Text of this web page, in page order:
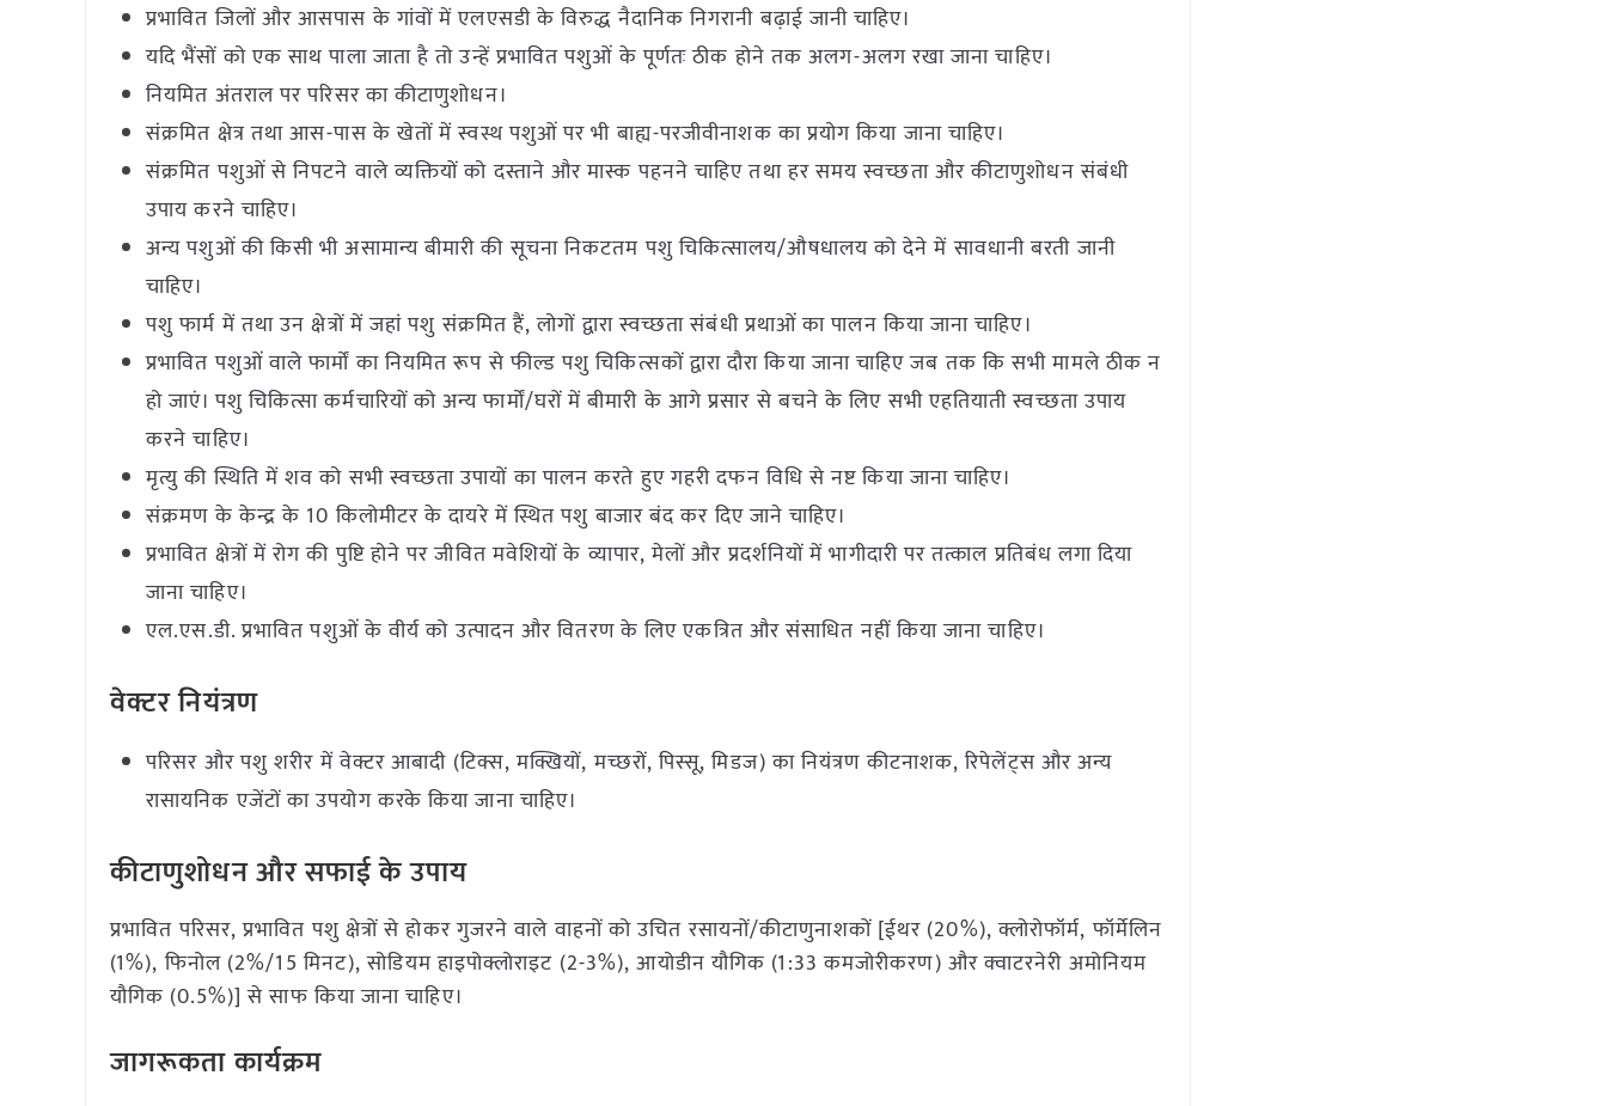
प्रभावित जिलों और आसपास के गांवों में एलएसडी के विरुद्ध नैदानिक निगरानी बढ़ाई जानी चाहिए।
यदि भैंसों को एक साथ पाला जाता है तो उन्हें प्रभावित पशुओं के पूर्णतः ठीक होने तक अलग-अलग रखा जाना चाहिए।
नियमित अंतराल पर परिसर का कीटाणुशोधन।
संक्रमित क्षेत्र तथा आस-पास के खेतों में स्वस्थ पशुओं पर भी बाह्य-परजीवीनाशक का प्रयोग किया जाना चाहिए।
संक्रमित पशुओं से निपटने वाले व्यक्तियों को दस्ताने और मास्क पहनने चाहिए तथा हर समय स्वच्छता और कीटाणुशोधन संबंधी
उपाय करने चाहिए।
अन्य पशुओं की किसी भी असामान्य बीमारी की सूचना निकटतम पशु चिकित्सालय/औषधालय को देने में सावधानी बरती जानी
चाहिए।
पशु फार्म में तथा उन क्षेत्रों में जहां पशु संक्रमित हैं, लोगों द्वारा स्वच्छता संबंधी प्रथाओं का पालन किया जाना चाहिए।
प्रभावित पशुओं वाले फार्मों का नियमित रूप से फील्ड पशु चिकित्सकों द्वारा दौरा किया जाना चाहिए जब तक कि सभी मामले ठीक न
हो जाएं। पशु चिकित्सा कर्मचारियों को अन्य फार्मों/घरों में बीमारी के आगे प्रसार से बचने के लिए सभी एहतियाती स्वच्छता उपाय
करने चाहिए।
मृत्यु की स्थिति में शव को सभी स्वच्छता उपायों का पालन करते हुए गहरी दफन विधि से नष्ट किया जाना चाहिए।
संक्रमण के केन्द्र के 10 किलोमीटर के दायरे में स्थित पशु बाजार बंद कर दिए जाने चाहिए।
प्रभावित क्षेत्रों में रोग की पुष्टि होने पर जीवित मवेशियों के व्यापार, मेलों और प्रदर्शनियों में भागीदारी पर तत्काल प्रतिबंध लगा दिया
जाना चाहिए।
एल.एस.डी. प्रभावित पशुओं के वीर्य को उत्पादन और वितरण के लिए एकत्रित और संसाधित नहीं किया जाना चाहिए।
वेक्टर नियंत्रण
परिसर और पशु शरीर में वेक्टर आबादी (टिक्स, मक्खियों, मच्छरों, पिस्सू, मिडज) का नियंत्रण कीटनाशक, रिपेलेंट्स और अन्य
रासायनिक एजेंटों का उपयोग करके किया जाना चाहिए।
कीटाणुशोधन और सफाई के उपाय
प्रभावित परिसर, प्रभावित पशु क्षेत्रों से होकर गुजरने वाले वाहनों को उचित रसायनों/कीटाणुनाशकों [ईथर (20%), क्लोरोफॉर्म, फॉर्मेलिन
(1%), फिनोल (2%/15 मिनट), सोडियम हाइपोक्लोराइट (2-3%), आयोडीन यौगिक (1:33 कमजोरीकरण) और क्वाटरनेरी अमोनियम
यौगिक (0.5%)] से साफ किया जाना चाहिए।
जागरूकता कार्यक्रम